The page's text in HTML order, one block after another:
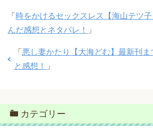
「 時をかけるセックスレス【海山テツ
んだ感想とネタバレ！
」
「 悪し妻かたり【大海どむ】最新刊ま
と感想！
」
カテゴリー